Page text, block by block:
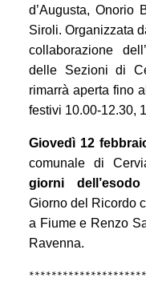
d’Augusta, Onorio
Siroli. Organizzata
collaborazione
delle Sezioni di
rimarrà aperta fino
festivi 10.00-12.30,
Giovedì 12
comunale di
giorni
Giorno del Ricordo
a Fiume e Renzo
Ravenna.